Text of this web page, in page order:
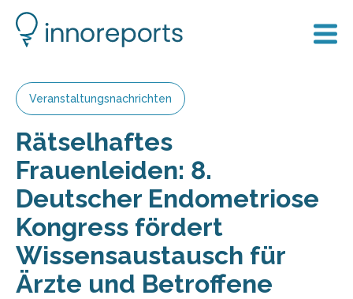
Veranstaltungsnachrichten
Rätselhaftes
Frauenleiden: 8.
Deutscher Endometriose
Kongress fördert
Wissensaustausch für
Ärzte und Betroffene